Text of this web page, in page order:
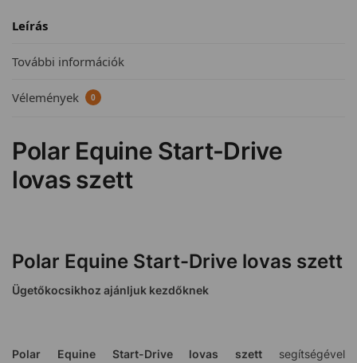
Leírás
További információk
Vélemények 0
Polar Equine Start-Drive
lovas szett
Polar Equine Start-Drive lovas szett
Ügetőkocsikhoz ajánljuk kezdőknek
Polar Equine Start-Drive lovas szett segítségével